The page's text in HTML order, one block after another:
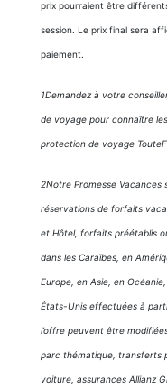
prix pourraient être
session. Le prix final sera
paiement.
1Demandez à votre
de voyage pour connaître
protection de voyage
2Notre Promesse Vacances
réservations de forfaits
et Hôtel, forfaits préétablis
dans les Caraïbes, en
Europe, en Asie, en
États-Unis effectuées à
l’offre peuvent être
parc thématique, transferts
voiture, assurances Allianz